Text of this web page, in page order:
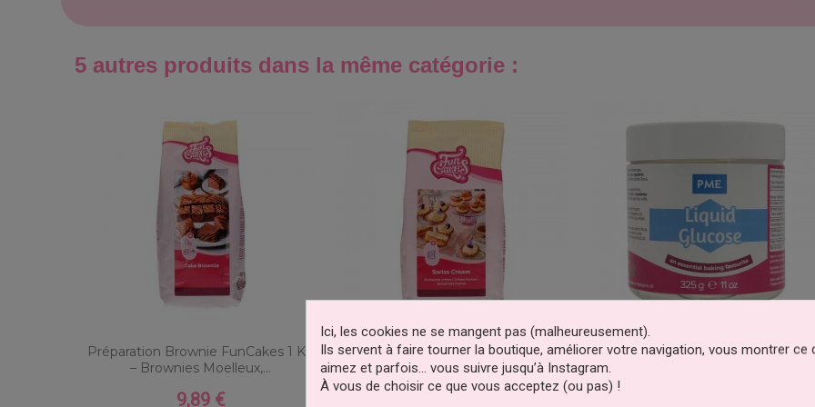
5 autres produits dans la même catégorie :
Préparation Brownie FunCakes 1 Kg
– Brownies Moelleux,...
Prix
9,89 €
Mix Préparation Pour Crème Suisse
500g FunCakes
Prix
7,79 €
Glucose 325g PME
Ici, les cookies ne se mangent pas (malheureusement).
Ils servent à faire tourner la boutique, améliorer votre navigation, vous montrer ce
aimez et parfois… vous suivre jusqu’à Instagram.
À vous de choisir ce que vous acceptez (ou pas) !